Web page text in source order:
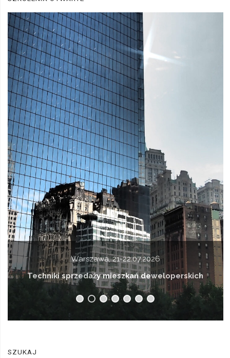
Warszawa, 21-22.07.2026
Techniki sprzedaży mieszkań deweloperskich
SZUKAJ